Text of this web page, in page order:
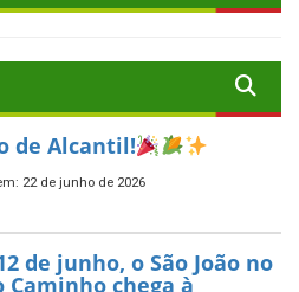
de Alcantil!
22 de junho de 2026
de junho, o São João no
Caminho chega à